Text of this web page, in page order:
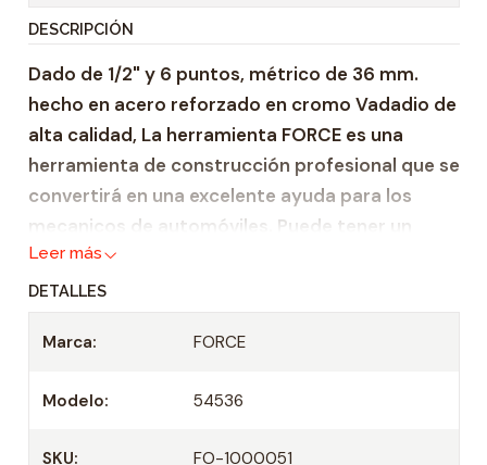
i
d
a
d
DESCRIPCIÓN
Dado de 1/2" y 6 puntos, métrico de 36 mm.
hecho en acero reforzado en cromo Vadadio de
alta calidad, La herramienta FORCE es una
herramienta de construcción profesional que se
convertirá en una excelente ayuda para los
mecanicos de automóviles. Puede tener un
certificado de integridad, así como un
certificado internacional DIN EN ISO 9001:2000.
Zócalo de servicio pesado hecho de acero
Adecuado para todas las carracas de 1/2" y
Casquillo: 1/2"
Leer más
DETALLES
Marca: FORCE
Modelo: 54536
SKU: FO-1000051